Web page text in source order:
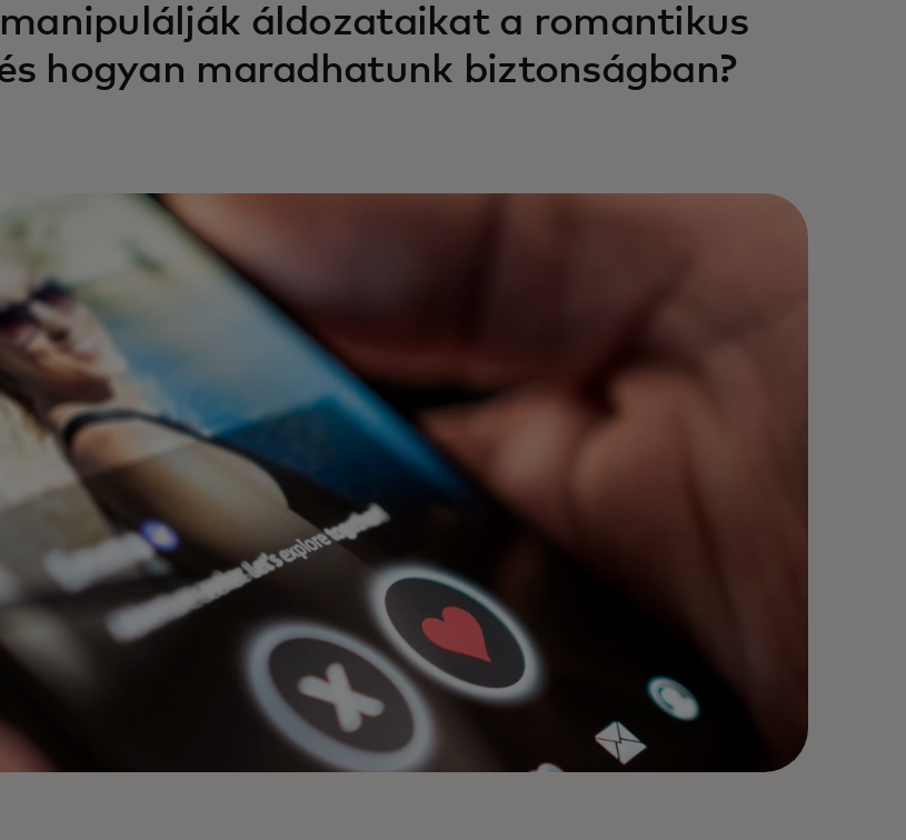
áldozataikat a romantikus
hogyan maradhatunk biztonságban?